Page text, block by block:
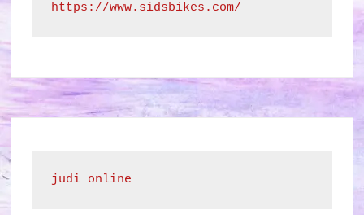
https://www.sidsbikes.com/
judi online